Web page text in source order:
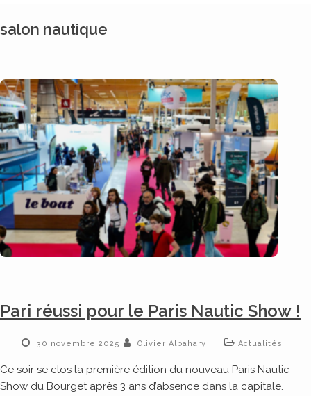
salon nautique
Pari réussi pour le Paris Nautic Show !
30 novembre 2025 Olivier Albahary Actualités
Ce soir se clos la première édition du nouveau Paris Nautic
Show du Bourget après 3 ans d’absence dans la capitale.